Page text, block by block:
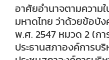
อาศัยอำนาจตามความใ
มหาดไทย ว่าด้วยข้อบั
พ.ศ. 2547 หมวด 2 (ก
ประธานสภาองค์การบ